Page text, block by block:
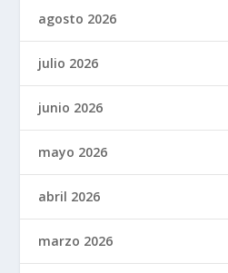
agosto 2026
julio 2026
junio 2026
mayo 2026
abril 2026
marzo 2026